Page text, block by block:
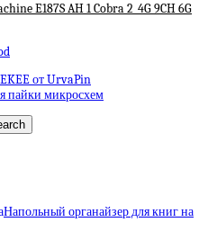
E187S AH 1 Cobra 2_4G 9CH 6G
от UrvaPin
пайки микросхем
Напольный органайзер для книг на